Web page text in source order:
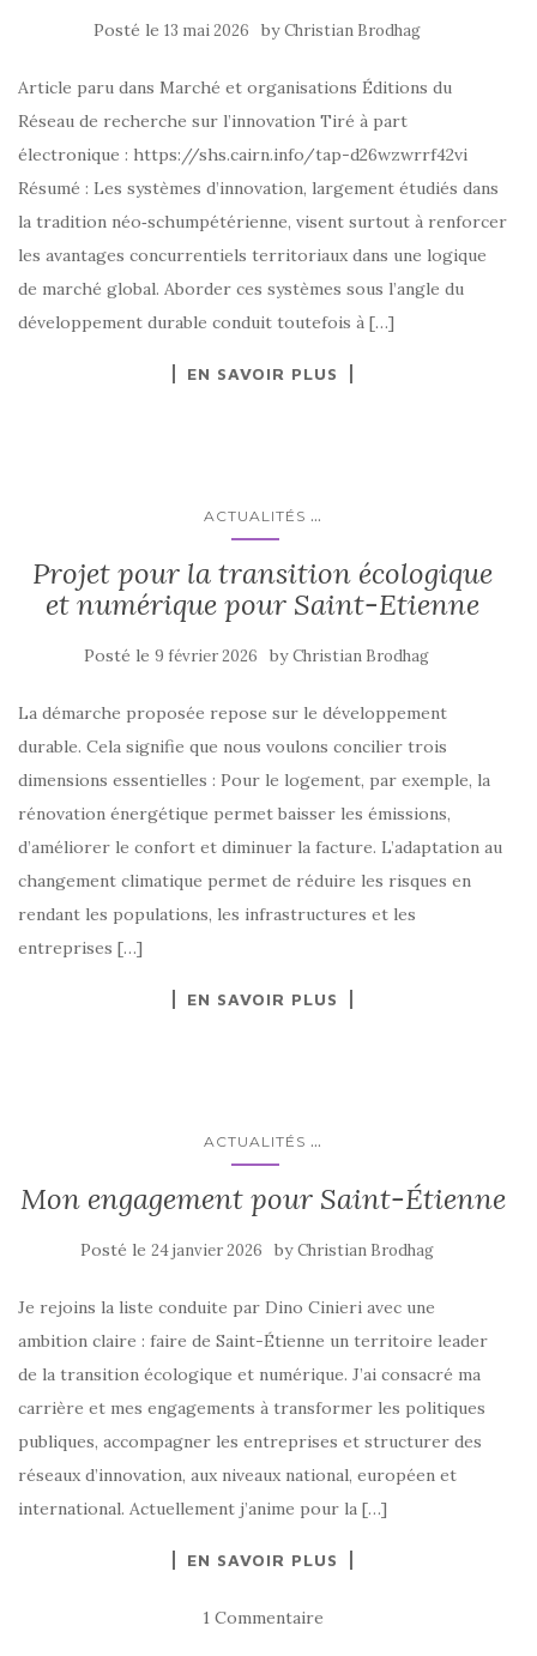
Posté le 13 mai 2026 byChristian Brodhag
Article paru dans Marché et organisations Éditions du
Réseau de recherche sur l’innovation Tiré à part
électronique : https://shs.cairn.info/tap-d26wzwrrf42vi
Résumé : Les systèmes d’innovation, largement étudiés dans
la tradition néo‑schumpétérienne, visent surtout à renforcer
les avantages concurrentiels territoriaux dans une logique
de marché global. Aborder ces systèmes sous l’angle du
développement durable conduit toutefois à […]
EN SAVOIR PLUS
ACTUALITÉS ...
Projet pour la transition écologique
et numérique pour Saint-Etienne
Posté le 9 février 2026 byChristian Brodhag
La démarche proposée repose sur le développement
durable. Cela signifie que nous voulons concilier trois
dimensions essentielles : Pour le logement, par exemple, la
rénovation énergétique permet baisser les émissions,
d’améliorer le confort et diminuer la facture. L’adaptation au
changement climatique permet de réduire les risques en
rendant les populations, les infrastructures et les
entreprises […]
EN SAVOIR PLUS
ACTUALITÉS ...
Mon engagement pour Saint-Étienne
Posté le 24 janvier 2026 byChristian Brodhag
Je rejoins la liste conduite par Dino Cinieri avec une
ambition claire : faire de Saint-Étienne un territoire leader
de la transition écologique et numérique. J’ai consacré ma
carrière et mes engagements à transformer les politiques
publiques, accompagner les entreprises et structurer des
réseaux d’innovation, aux niveaux national, européen et
international. Actuellement j’anime pour la […]
EN SAVOIR PLUS
1 Commentaire